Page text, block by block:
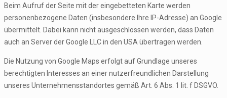
Beim Aufruf der Seite mit der eingebetteten Karte werden
personenbezogene Daten (insbesondere Ihre IP-Adresse) an Google
übermittelt. Dabei kann nicht ausgeschlossen werden, dass Daten
auch an Server der Google LLC in den USA übertragen werden.
Die Nutzung von Google Maps erfolgt auf Grundlage unseres
berechtigten Interesses an einer nutzerfreundlichen Darstellung
unseres Unternehmensstandortes gemäß Art. 6 Abs. 1 lit. f DSGVO.